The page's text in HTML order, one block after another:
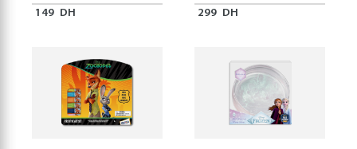
149 DH 299 DH